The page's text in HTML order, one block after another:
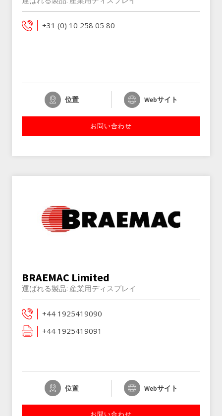
+31 (0) 10 258 05 80
位置 Webサイト
お問い合わせ
BRAEMAC Limited
運ばれる製品: 産業用ディスプレイ
+44 1925419090
+44 1925419091
位置 Webサイト